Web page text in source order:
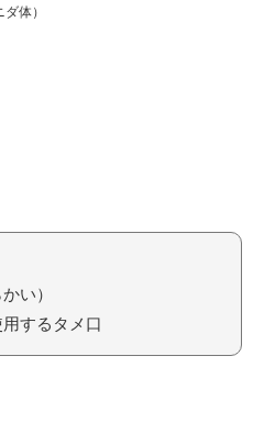
ダ体）
い）
するタメ口